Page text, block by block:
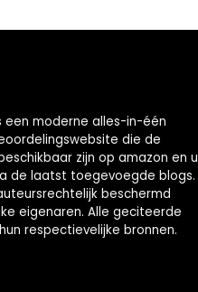
een moderne alles-in-één
die de
zijn op amazon en u
de laatst toegevoegde blogs.
beschermd
eigenaren. Alle geciteerde
respectievelijke bronnen.